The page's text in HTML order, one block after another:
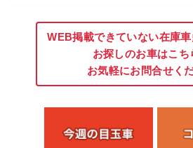
WEB掲載できていない在庫車
お探しのお車はこち
お気軽にお問合せく